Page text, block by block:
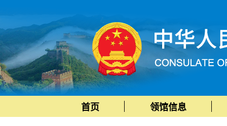
首页 领馆信息